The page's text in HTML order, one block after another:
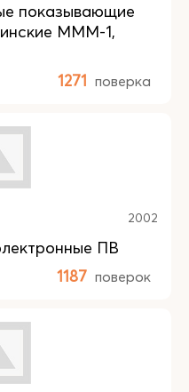
показывающие
МММ-1,
1271 поверка
2002
ПВ
1187 поверок